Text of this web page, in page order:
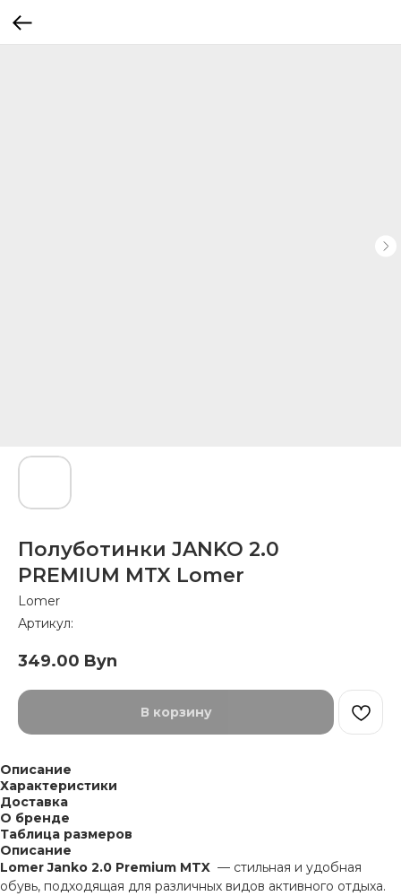
Полуботинки JANKO 2.0
PREMIUM MTX Lomer
Lomer
Артикул:
349.00 Byn
В корзину
Описание
Характеристики
Доставка
О бренде
Таблица размеров
Описание
Lomer Janko 2.0 Premium MTX — стильная и удобная
обувь, подходящая для различных видов активного отдыха.